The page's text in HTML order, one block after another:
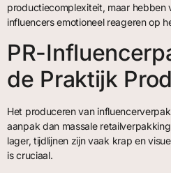
productiecomplexiteit, maar hebben
influencers emotioneel reageren op
PR-
de Praktijk
Het produceren van
aanpak dan massale
lager, tijdlijnen zijn vaak krap en
is cruciaal.